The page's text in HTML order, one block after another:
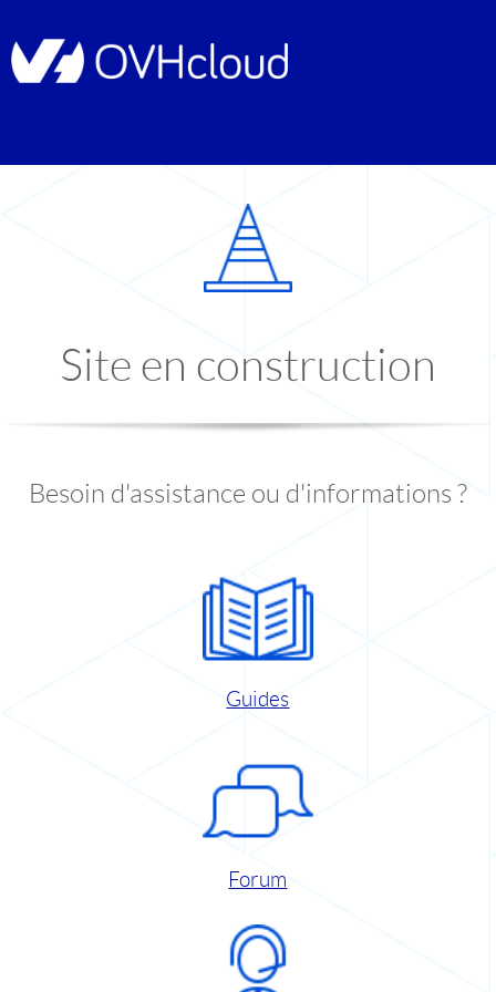
Site en construction
Besoin d'assistance ou d'informations ?
Guides
Forum